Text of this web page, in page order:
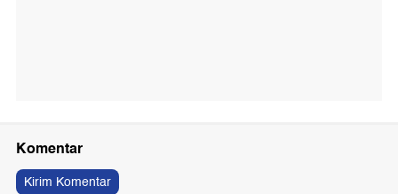
Komentar
Kirim Komentar